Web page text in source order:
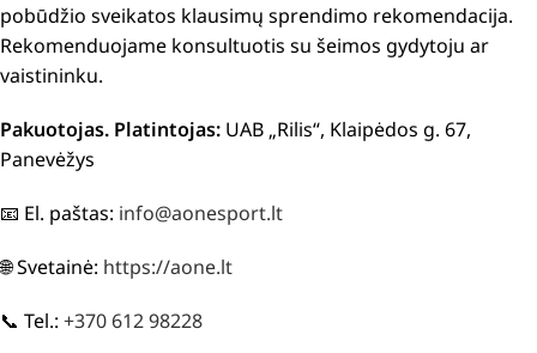
pobūdžio sveikatos klausimų sprendimo rekomendacija.
Rekomenduojame konsultuotis su šeimos gydytoju ar
vaistininku.
Pakuotojas. Platintojas: UAB „Rilis“, Klaipėdos g. 67,
Panevėžys
📧 El. paštas: info@aonesport.lt
🌐 Svetainė: https://aone.lt
📞 Tel.: +370 612 98228